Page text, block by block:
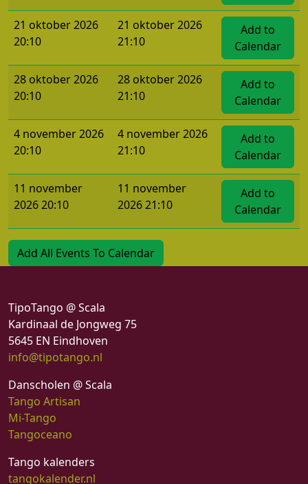
21 oktober 2026
20:10
21 oktober 2026
21:10
Add to
Calendar
28 oktober 2026
20:10
28 oktober 2026
21:10
Add to
Calendar
4 november 2026
20:10
4 november 2026
21:10
Add to
Calendar
11 november
2026 20:10
11 november
2026 21:10
Add to
Calendar
Add All Events To Calendar
TipoTango @ Scala
Kardinaal de Jongweg 75
5645 EN Eindhoven
info@tipotango.nl
Danscholen @ Scala
Tango Artisan
Mi-Tango
Tangoceano
Tango kalenders
tangokalender.nl